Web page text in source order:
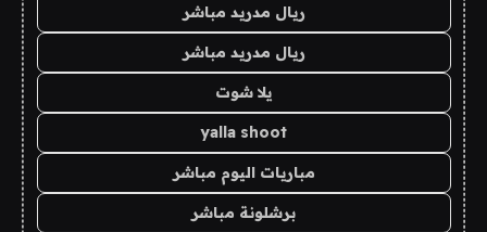
ريال مدريد مباشر
ريال مدريد مباشر
يلا شوت
yalla shoot
مباريات اليوم مباشر
برشلونة مباشر